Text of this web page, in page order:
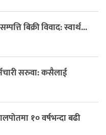
बिक्री विवाद: स्वार्थ...
सरुवा: कसैलाई
१० वर्षभन्दा बढी